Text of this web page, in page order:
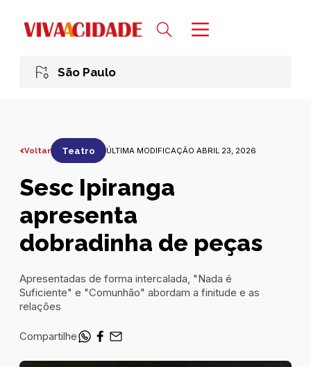
São Paulo
Voltar Teatro ÚLTIMA MODIFICAÇÃO ABRIL 23, 2026
Sesc Ipiranga
apresenta
dobradinha de peças
Apresentadas de forma intercalada, "Nada é
Suficiente" e "Comunhão" abordam a finitude e as
relações
Compartilhe